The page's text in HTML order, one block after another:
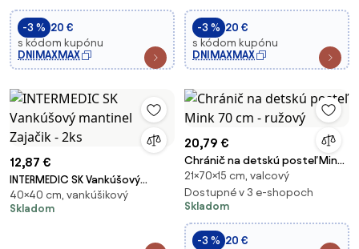
-3 % 20 €
s kódom kupónu
DNIMAXMAX
-3 % 20 €
s kódom kupónu
DNIMAXMAX
12,87 €
INTERMEDIC SK Vankúšový
mantinel Zajačik - 2ks
40×40 cm, vankúšikový
Skladom
20,79 €
Chránič na detskú posteľ Mink
70 cm - ružový
21×70×15 cm, valcový
Dostupné v 3 e-shopoch
Skladom
-3 % 20 €